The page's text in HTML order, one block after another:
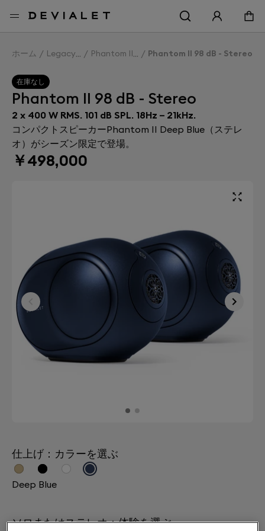
ホーム Legacy Phantom II Phantom II 98 dB - Stereo
在庫なし
Phantom II 98 dB - Stereo
2 x 400 W RMS. 101 dB SPL. 18Hz – 21kHz.
コンパクトスピーカーPhantom II Deep Blue（ステレ
オ）がシーズン限定で登場。
￥498,000
仕上げ：カラーを選ぶ
Deep Blue
ソロまたはステレオ：体験を選ぶ